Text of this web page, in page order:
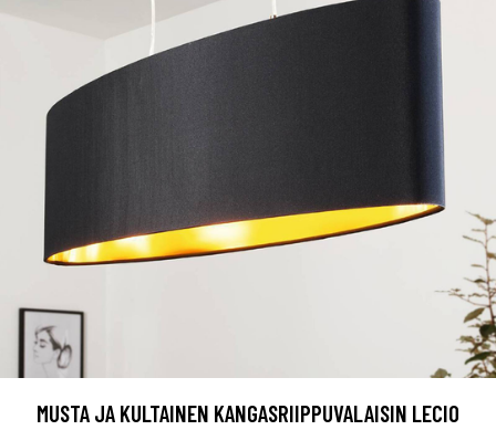
MUSTA JA KULTAINEN KANGASRIIPPUVALAISIN LECIO